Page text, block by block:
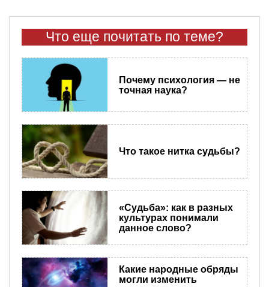
Что еще почитать по теме?
Почему психология — не
точная наука?
Что такое нитка судьбы?
«Судьба»: как в разных
культурах понимали
данное слово?
Какие народные обряды
могли изменить